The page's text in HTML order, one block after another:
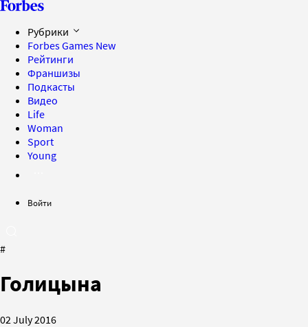
Рубрики
Forbes Games New
Рейтинги
Франшизы
Подкасты
Видео
Life
Woman
Sport
Young
Войти
#
Голицына
02 July 2016